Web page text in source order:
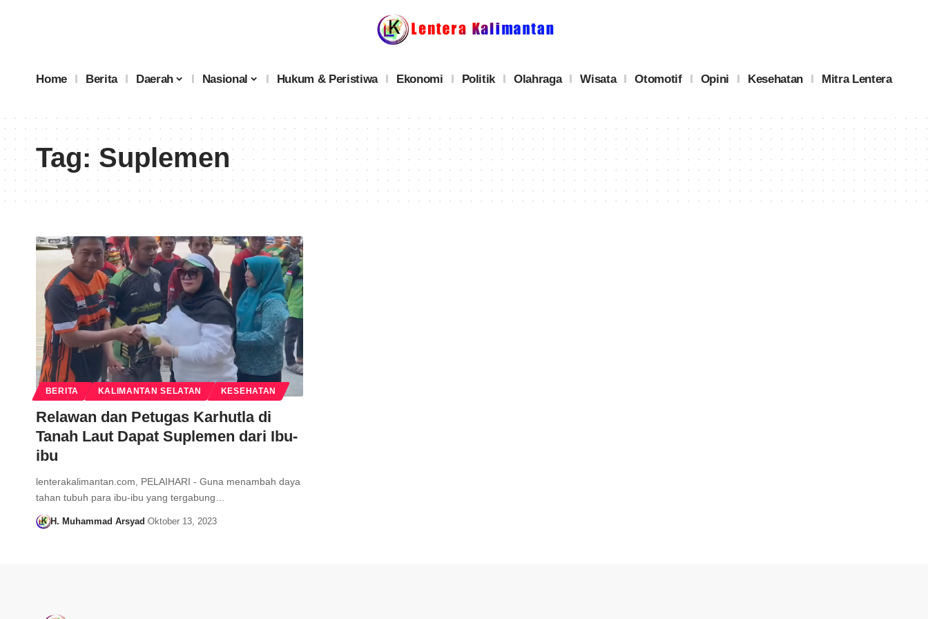
Home Berita Daerah Nasional Hukum & Peristiwa Ekonomi Politik Olahraga Wisata Otomotif Opini Kesehatan Mitra Lentera
Tag:Suplemen
BERITA KALIMANTAN SELATAN KESEHATAN
Relawan dan Petugas Karhutla di
Tanah Laut Dapat Suplemen dari Ibu-
ibu
lenterakalimantan.com, PELAIHARI - Guna menambah daya
tahan tubuh para ibu-ibu yang tergabung…
H. Muhammad Arsyad Oktober 13, 2023